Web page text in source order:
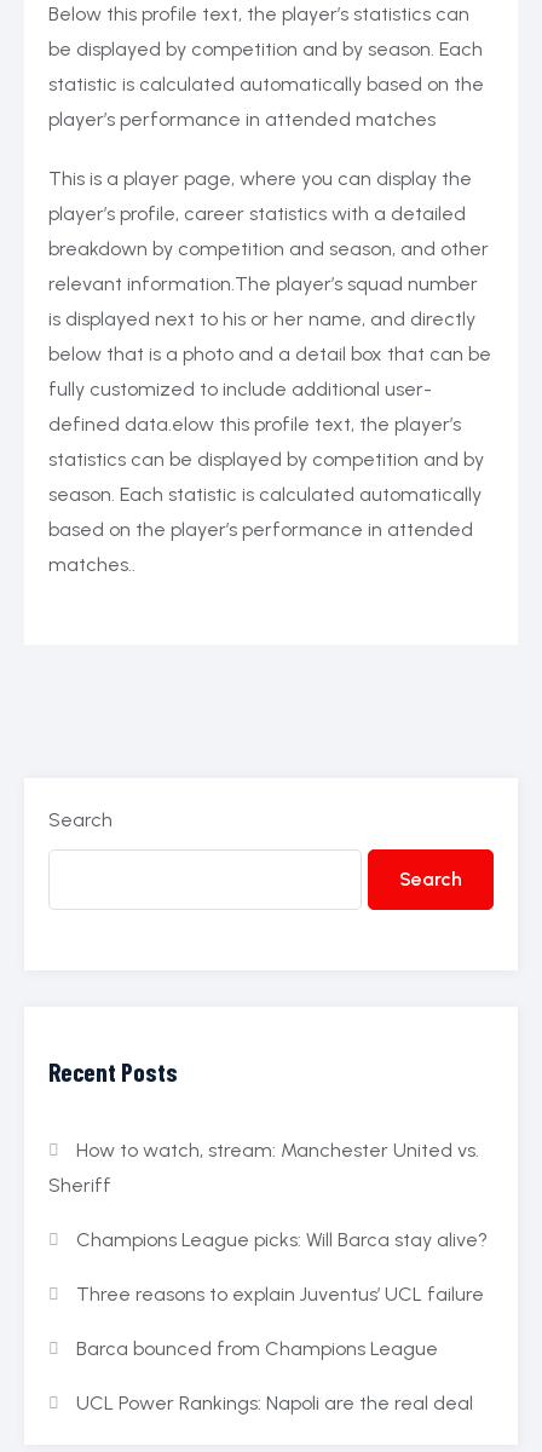
Below this profile text, the player’s statistics can
be displayed by competition and by season. Each
statistic is calculated automatically based on the
player’s performance in attended matches
This is a player page, where you can display the
player’s profile, career statistics with a detailed
breakdown by competition and season, and other
relevant information.The player’s squad number
is displayed next to his or her name, and directly
below that is a photo and a detail box that can be
fully customized to include additional user-
defined data.elow this profile text, the player’s
statistics can be displayed by competition and by
season. Each statistic is calculated automatically
based on the player’s performance in attended
matches..
Search
Search
Recent Posts
How to watch, stream: Manchester United vs.
Sheriff
Champions League picks: Will Barca stay alive?
Three reasons to explain Juventus’ UCL failure
Barca bounced from Champions League
UCL Power Rankings: Napoli are the real deal